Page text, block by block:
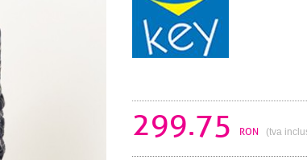
299.75 RON (tva